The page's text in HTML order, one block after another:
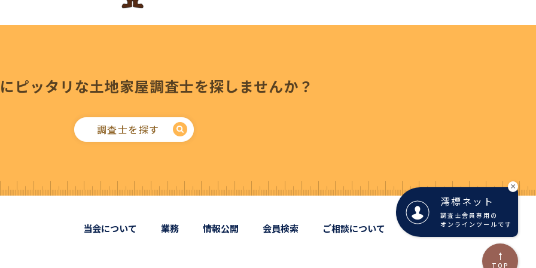
ピッタリな土地家屋調査士を探しませんか？
調査士を探す
当会について 業務 情報公開 会員検索 ご相談について リンク集
澪標ネット
調査士会員専用の
オンラインツールです
×
TOP